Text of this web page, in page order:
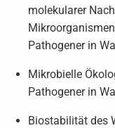
molekularer
Pathogener in
Mikrobielle
Pathogener in
Biostabilität des